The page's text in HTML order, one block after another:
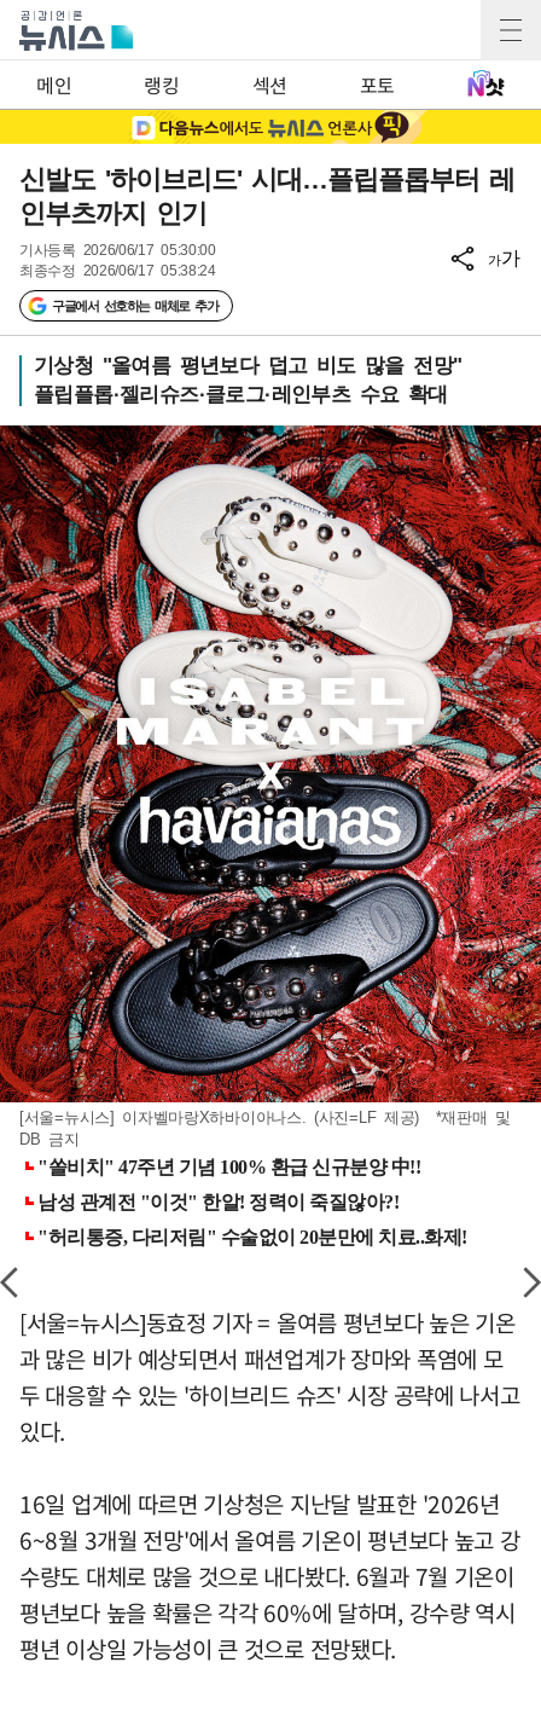
메인 랭킹 섹션 포토
신발도 '하이브리드' 시대…플립플롭부터 레
인부츠까지 인기
기사등록 2026/06/17 05:30:00
최종수정 2026/06/17 05:38:24
구글에서 선호하는 매체로 추가
가가
기상청 "올여름 평년보다 덥고 비도 많을 전망"
플립플롭·젤리슈즈·클로그·레인부츠 수요 확대
[서울=뉴시스] 이자벨마랑X하바이아나스. (사진=LF 제공) *재판매 및
DB 금지
[서울=뉴시스]동효정 기자 = 올여름 평년보다 높은 기온
과 많은 비가 예상되면서 패션업계가 장마와 폭염에 모
두 대응할 수 있는 '하이브리드 슈즈' 시장 공략에 나서고
있다.
16일 업계에 따르면 기상청은 지난달 발표한 '2026년
6~8월 3개월 전망'에서 올여름 기온이 평년보다 높고 강
수량도 대체로 많을 것으로 내다봤다. 6월과 7월 기온이
평년보다 높을 확률은 각각 60%에 달하며, 강수량 역시
평년 이상일 가능성이 큰 것으로 전망됐다.